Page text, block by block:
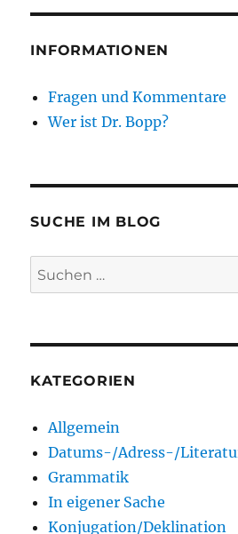
INFORMATIONEN
Fragen und Kommentare
Wer ist Dr. Bopp?
SUCHE IM BLOG
Suchen
nach:
KATEGORIEN
Allgemein
Datums-/Adress-/
Grammatik
In eigener Sache
Konjugation/Deklination